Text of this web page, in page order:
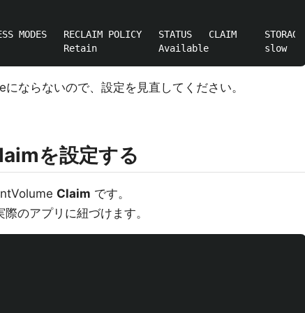
RECLAIM POLICY   STATUS   CLAIM
ならないので、設定を見直してください。
を設定する
Claim です。
のアプリに紐づけます。